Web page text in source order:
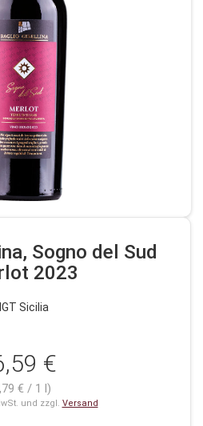
Sogno del Sud
2023
IGT Sicilia
€
€ / 1 l)
und zzgl. Versand